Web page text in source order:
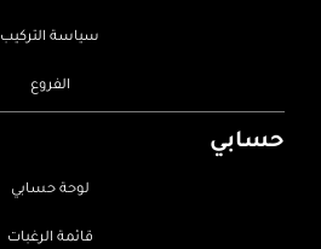
سياسة التركيب
الفروع
حسابي
لوحة حسابي
قائمة الرغبات